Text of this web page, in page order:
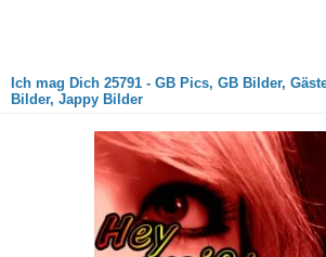
Ich mag Dich 25791 - GB Pics, GB Bilder,
Bilder, Jappy Bilder